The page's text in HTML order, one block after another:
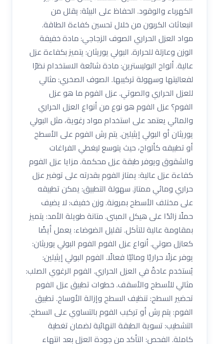
الكهرباء والوقود. الحفاظ على البيئة: يقلل من
انبعاثات الكربون من خلال تحسين كفاءة الطاقة.
مواد العزل الحراري الصوف الزجاجي: مادة خفيفة
الوزن وعازلة للحرارة. البولي يوريثان: يتميز بكفاءة عزل
عالية. ألواح البوليسترين: مادة شائعة الاستخدام نظرًا
لفعاليتها وسهولة تركيبها. الصوف الصخري: مثالي
للعزل الحراري والصوتي. عزل الفوم ما هو عزل
الفوم؟ عزل الفوم هو نوع من أنواع العزل الحراري
والمائي يعتمد على استخدام مواد رغوية، مثل البولي
يوريثان أو البولي إيثيلين. يتم رش الفوم على الأسطح
أو تطبيقه كألواح، حيث يتوسع ليغطي الفراغات
والشقوق ويوفر طبقة عزل محكمة. مزايا عزل الفوم
كفاءة عزل عالية: يمتاز الفوم بقدرته على توفير عزل
حراري ومائي ممتاز. سهولة التطبيق: يمكن تطبيقه
على مختلف الأسطح بمرونة. وزن خفيف: لا يضيف
حملًا زائدًا على هيكل المبنى. متانة طويلة الأمد: يتميز
بمقاومة عالية للتآكل. تقليل الضوضاء: يعمل أيضًا
كعازل صوتي. أنواع عزل الفوم الفوم البولي يوريثان:
يوفر عزلًا حراريًا ومائيًا فعالًا. الفوم البولي إيثيلين:
يُستخدم عادةً في العزل الحراري. الفوم الرغوي الصلب:
مثالي للأسطح والأسقف. خطوات تطبيق عزل الفوم
تحضير السطح: تنظيف السطح وإزالة الأوساخ. تطبيق
الفوم: يتم رش أو تركيب الفوم بالتساوي على السطح.
التشطيب: تسوية الطبقة النهائية لضمان تغطية
كاملة. الفحص: التأكد من جودة العزل بعد انتهاء